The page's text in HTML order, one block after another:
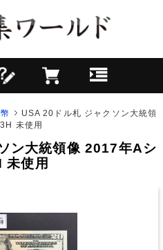
USA 20ドル札 ジャクソン大統領
未使用
ン大統領像 2017年Aシ
未使用